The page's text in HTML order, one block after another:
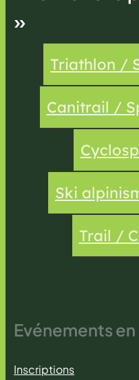
»
Triathlon /
Canitrail /
Ski
Trail /
Evénements
Inscriptions